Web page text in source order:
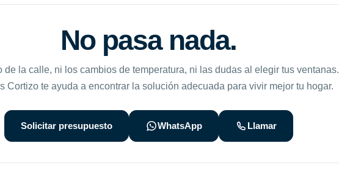
No pasa nada.
de la calle, ni los cambios de temperatura, ni las dudas al elegir tus ventanas.
Cortizo te ayuda a encontrar la solución adecuada para vivir mejor tu hogar.
Solicitar presupuesto WhatsApp Llamar